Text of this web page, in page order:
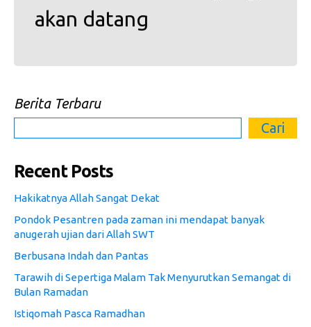
akan datang
Berita Terbaru
Cari
Recent Posts
Hakikatnya Allah Sangat Dekat
Pondok Pesantren pada zaman ini mendapat banyak
anugerah ujian dari Allah SWT
Berbusana Indah dan Pantas
Tarawih di Sepertiga Malam Tak Menyurutkan Semangat di
Bulan Ramadan
Istiqomah Pasca Ramadhan